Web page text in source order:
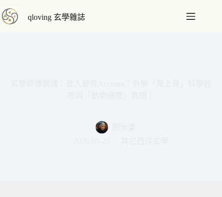
至
qloving 玄學雜誌